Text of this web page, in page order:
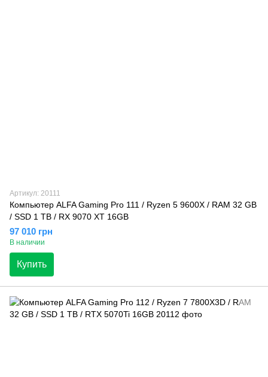
Артикул: 20111
Компьютер ALFA Gaming Pro 111 / Ryzen 5 9600X / RAM 32 GB
/ SSD 1 TB / RX 9070 XT 16GB
97 010 грн
В наличии
Купить